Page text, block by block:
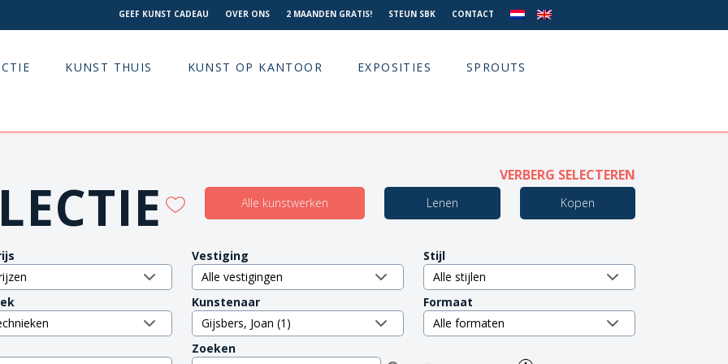
GEEF KUNST CADEAU OVER ONS 2 MAANDEN GRATIS! STEUN SBK CONTACT
KUNST THUIS KUNST OP KANTOOR EXPOSITIES SPROUTS
VERBERG SELECTEREN
Alle kunstwerken Lenen Kopen
Vestiging Stijl
Kunstenaar Formaat
Zoeken